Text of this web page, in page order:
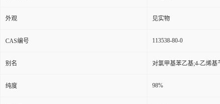
外观 见实物
CAS编号 113538-80-0
别名 对氯甲基苯乙基;4-乙烯
纯度 98%